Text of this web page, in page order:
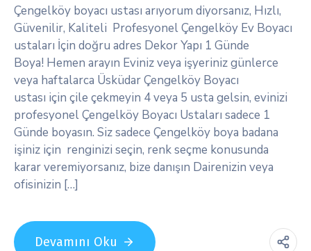
Çengelköy boyacı ustası arıyorum diyorsanız, Hızlı,
Güvenilir, Kaliteli Profesyonel Çengelköy Ev Boyacı
ustaları İçin doğru adres Dekor Yapı 1 Günde
Boya! Hemen arayın Eviniz veya işyeriniz günlerce
veya haftalarca Üsküdar Çengelköy Boyacı
ustası için çile çekmeyin 4 veya 5 usta gelsin, evinizi
profesyonel Çengelköy Boyacı Ustaları sadece 1
Günde boyasın. Siz sadece Çengelköy boya badana
işiniz için renginizi seçin, renk seçme konusunda
karar veremiyorsanız, bize danışın Dairenizin veya
ofisinizin […]
Devamını Oku